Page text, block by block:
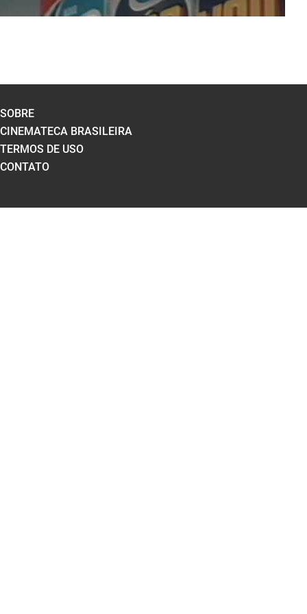
SOBRE
CINEMATECA BRASILEIRA
TERMOS DE USO
CONTATO